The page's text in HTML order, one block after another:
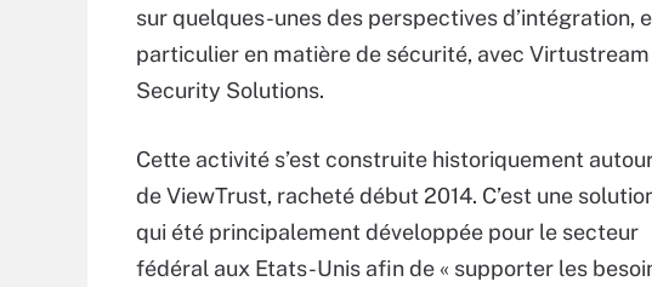
sur quelques-unes des perspectives d’intégration,
particulier en matière de sécurité, avec Virtustream
Security Solutions.
Cette activité s’est construite historiquement
de ViewTrust, racheté début 2014. C’est une
qui été principalement développée pour le secteur
fédéral aux Etats-Unis afin de « supporter les